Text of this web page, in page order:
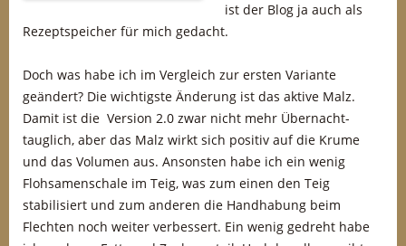
ist der Blog ja auch als
Rezeptspeicher für mich gedacht.
Doch was habe ich im Vergleich zur ersten Variante
geändert? Die wichtigste Änderung ist das aktive Malz.
Damit ist die Version 2.0 zwar nicht mehr Übernacht-
tauglich, aber das Malz wirkt sich positiv auf die Krume
und das Volumen aus. Ansonsten habe ich ein wenig
Flohsamenschale im Teig, was zum einen den Teig
stabilisiert und zum anderen die Handhabung beim
Flechten noch weiter verbessert. Ein wenig gedreht habe